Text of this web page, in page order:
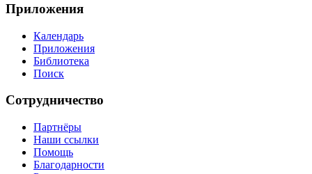
Приложения
Календарь
Приложения
Библиотека
Поиск
Сотрудничество
Партнёры
Наши ссылки
Помощь
Благодарности